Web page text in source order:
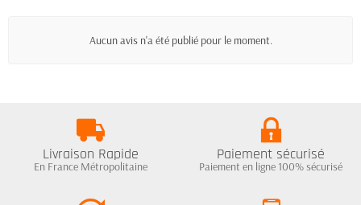
Aucun avis n'a été publié pour le moment.
Livraison Rapide
En France Métropolitaine
Paiement sécurisé
Paiement en ligne 100% sécurisé